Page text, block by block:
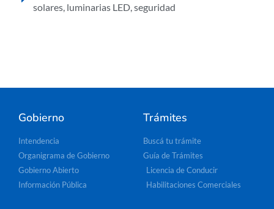
solares luminarias LED seguridad
Gobierno
Intendencia
Organigrama de Gobierno
Gobierno Abierto
Información Pública
Trámites
Buscá tu trámite
Guía de Trámites
Licencia de Conducir
Habilitaciones Comerciales